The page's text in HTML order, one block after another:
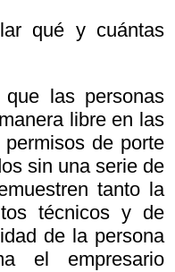
qué y cuántas
las personas
libre en las
permisos de porte
sin una serie de
tanto la
técnicos y de
de la persona
el empresario